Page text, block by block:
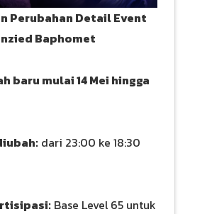
Perubahan Detail Event
Baphomet
baru mulai 14 Mei hingga
dari 23:00 ke 18:30
Base Level 65 untuk